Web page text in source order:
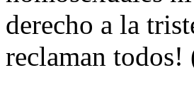
derecho a la
reclaman todos!